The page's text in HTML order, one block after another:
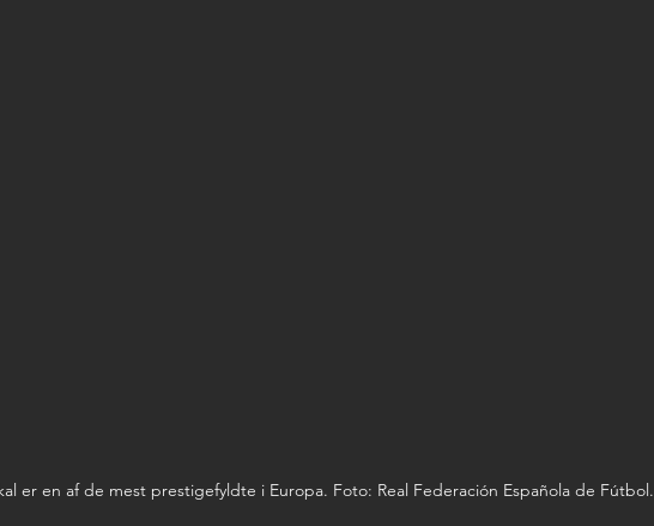
er en af de mest prestigefyldte i Europa. Foto: Real Federación Española de Fútbol.